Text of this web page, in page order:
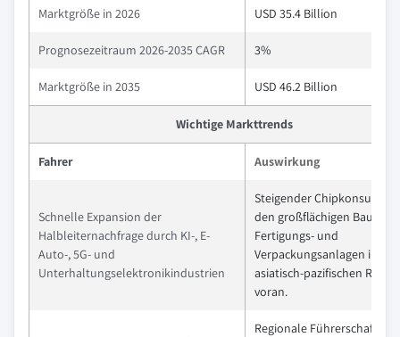
Marktgröße in 2026 USD 35.4 Billion
Prognosezeitraum 2026-2035 CAGR 3%
Marktgröße in 2035 USD 46.2 Billion
Wichtige Markttrends
Fahrer Auswirkung
Schnelle Expansion der
Halbleiternachfrage durch KI-, E-
Auto-, 5G- und
Unterhaltungselektronikindustrien
Steigender Chipkonsum
den großflächigen Bau von
Fertigungs- und
Verpackungsanlagen im
asiatisch-pazifischen Raum
voran.
Regionale Führerschaft bei